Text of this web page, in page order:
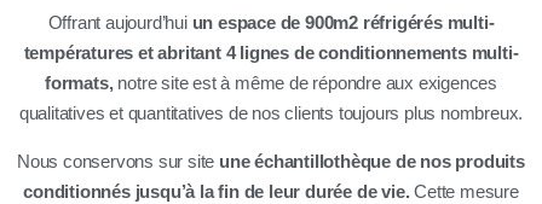
Offrant aujourd’hui un espace de 900m2 réfrigérés multi-
températures et abritant 4 lignes de conditionnements multi-
formats,notre site est à même de répondre aux exigences
qualitatives et quantitatives de nos clients toujours plus nombreux.
Nous conservons sur site une échantillothèque de nos produits
conditionnés jusqu’à la fin de leur durée de vie.Cette mesure